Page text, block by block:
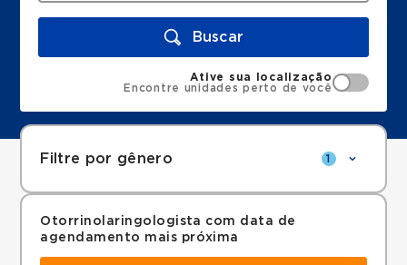
Buscar
Ative sua localização
Encontre unidades perto de você
Filtre por gênero 1
Otorrinolaringologista com data de
agendamento mais próxima